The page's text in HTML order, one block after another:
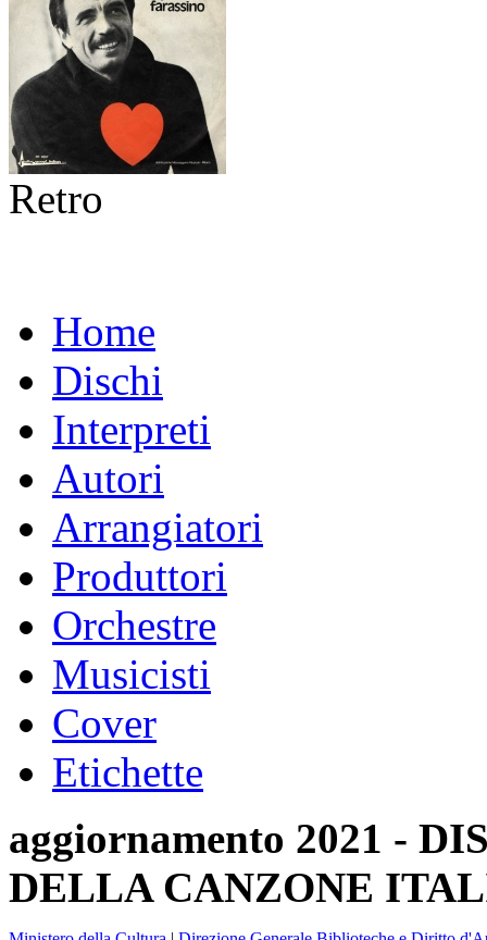
Retro
Home
Dischi
Interpreti
Autori
Arrangiatori
Produttori
Orchestre
Musicisti
Cover
Etichette
aggiornamento 2021 -
DELLA CANZONE